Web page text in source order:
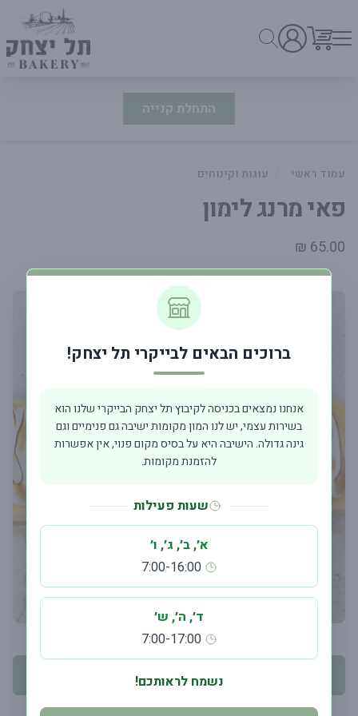
התחלת קנייה
עמוד ראשי עוגות וקינוחים
פאי מרנג לימון
פרטי המוצר
65.00 ₪
יש לבחור תאריך אספקה
ברוכים הבאים לבייקרי תל יצחק!
אנחנו נמצאים בכניסה לקיבוץ תל יצחק הבייקרי שלנו הוא
בשירות עצמי, יש לנו המון מקומות ישיבה גם פנימיים וגם
גינה גדולה. הישיבה היא על בסיס מקום פנוי, אין אפשרות
להזמנת מקומות.
שעות פעילות
א׳, ב׳, ג׳, ו׳
7:00-16:00
ד׳, ה׳, ש׳
7:00-17:00
נשמח לראותכם!